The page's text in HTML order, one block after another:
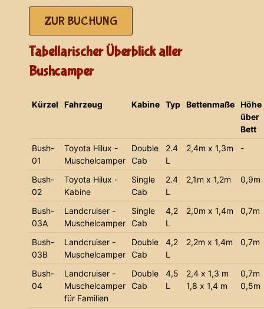
ZUR BUCHUNG
Tabellarischer Überblick aller
Bushcamper
Kürzel Fahrzeug Kabine Typ Bettenmaße Höhe
über
Bett
Bush-
01
Toyota Hilux -
Muschelcamper
Double
Cab
2.4
L
2,4m x 1,3m -
Bush-
02
Toyota Hilux -
Kabine
Single
Cab
2.4
L
2,1m x 1,2m 0,9m
Bush-
03A
Landcruiser -
Muschelcamper
Single
Cab
4,2
L
2,0m x 1,4m 0,7m
Bush-
03B
Landcruiser -
Muschelcamper
Double
Cab
4,2
L
2,2m x 1,4m 0,7m
Bush-
04
Landcruiser -
Muschelcamper
für Familien
Double
Cab
4,5
L
2,4 x 1,3 m
1,8 x 1,4 m
0,7m
0,5m